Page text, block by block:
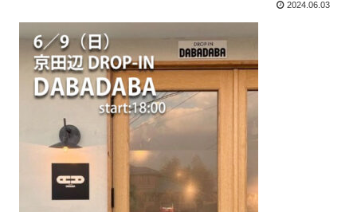
2024.06.03